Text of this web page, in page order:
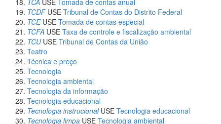
TCA USE Tomada de contas anual
TCDFUSE Tribunal de Contas do Distrito Federal
TCEUSE Tomada de contas especial
TCFA USE Taxa de controle e fiscalização ambiental
TCUUSE Tribunal de Contas da União
Teatro
Técnica e preço
Tecnologia
Tecnologia ambiental
Tecnologia da informação
Tecnologia educacional
Tecnologia instrucionalUSE Tecnologia educacional
Tecnologia limpa USE Tecnologia ambiental